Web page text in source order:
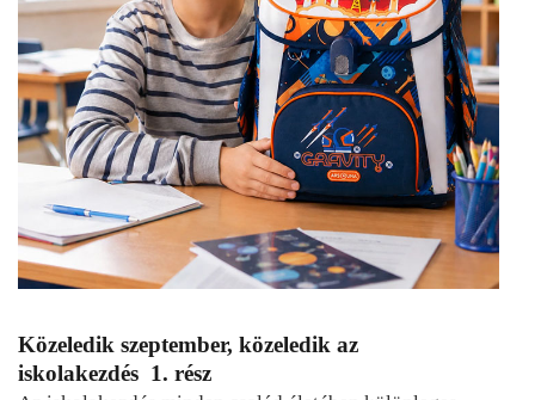
Közeledik szeptember, közeledik az
iskolakezdés 1. rész